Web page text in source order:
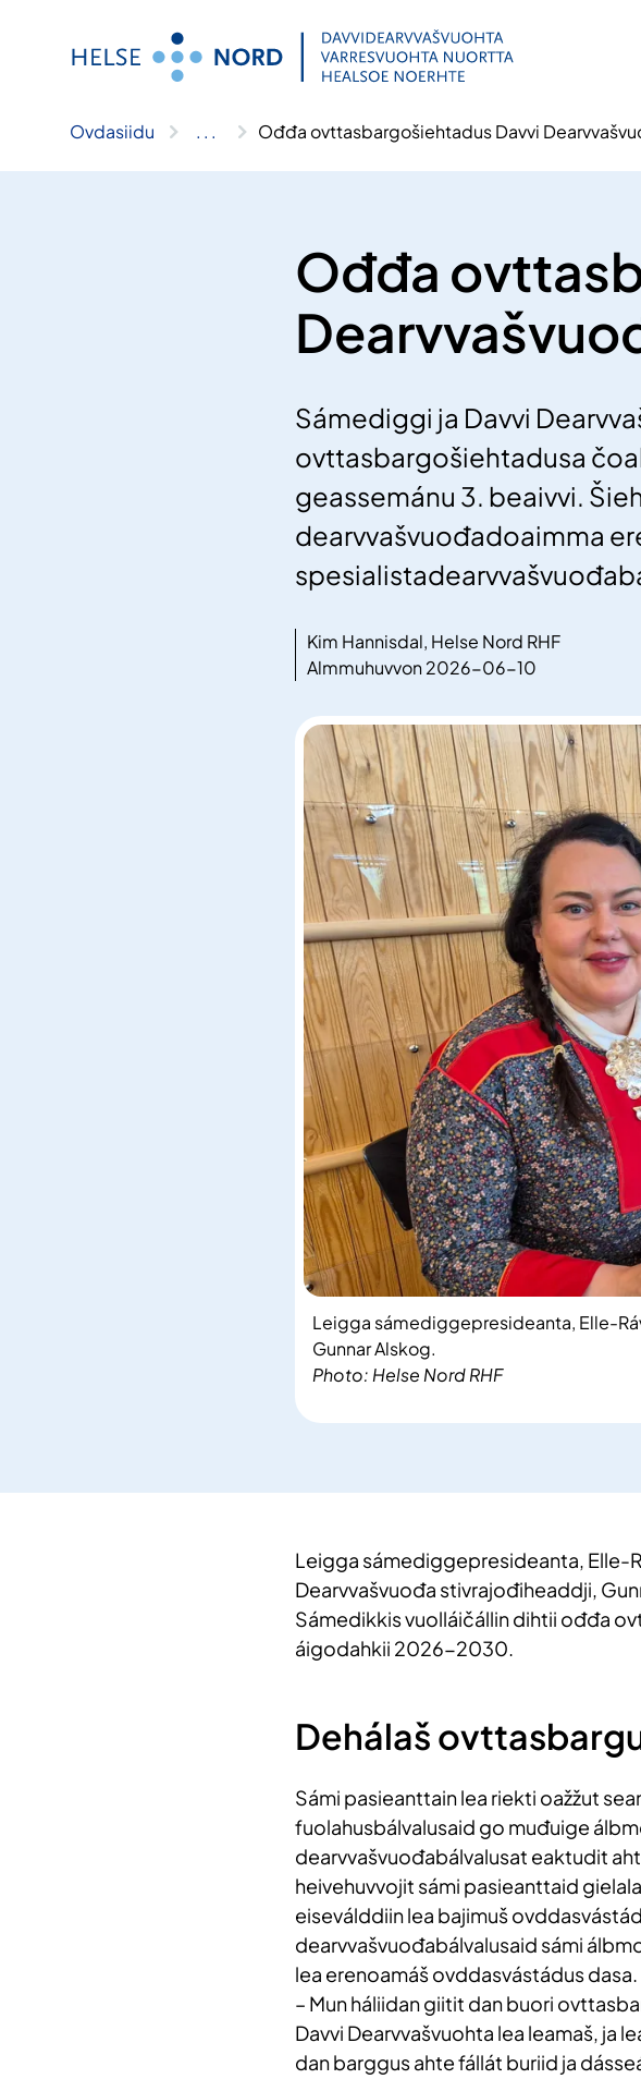
Ovdasiidu .. . Ođđa ovttasbargošiehtadus Davvi
Ođđa
Sámediggi ja Davvi
ovttasbargošiehtadusa
geassemánu 3. beaivvi.
dearvvašvuođadoaimma
Kim Hannisdal, Helse Nord RHF
Almmuhuvvon 2026-06-10
Photo: Helse Nord RHF
Leigga sámediggepresideanta, Elle-
Gunnar Alskog.
Leigga sámediggepresideanta, Elle-
Dearvvašvuođa stivrajođiheaddji,
Sámedikkis vuolláičállin dihtii ođđa
áigodahkii 2026-2030.
Dehálaš
Sámi pasieanttain lea riekti oažžut
fuolahusbálvalusaid go muđuige
dearvvašvuođabálvalusat eaktudit
heivehuvvojit sámi pasieanttaid
eiseválddiin lea bajimuš
dearvvašvuođabálvalusaid sámi
lea erenoamáš ovddasvástádus dasa.
– Mun háliidan giitit dan buori
Davvi Dearvvašvuohta lea leamaš, ja
dan barggus ahte fállát buriid ja